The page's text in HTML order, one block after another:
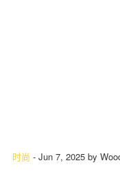
时尚 - Jun 7, 2025 by